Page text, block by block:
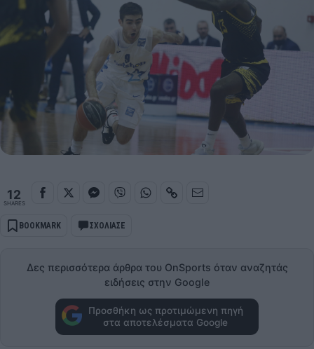
12
SHARES
BOOKMARK ΣΧΟΛΙΑΣΕ
Δες περισσότερα άρθρα του OnSports όταν αναζητάς
ειδήσεις στην Google
Προσθήκη ως προτιμώμενη πηγή
στα αποτελέσματα Google